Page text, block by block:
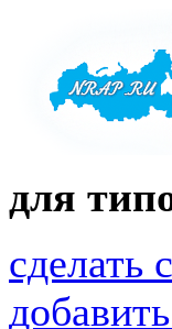
для
сделать